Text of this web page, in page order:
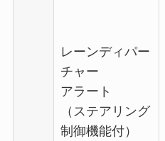
レーンディパー
チャー
アラート
（ステアリング
制御機能付）